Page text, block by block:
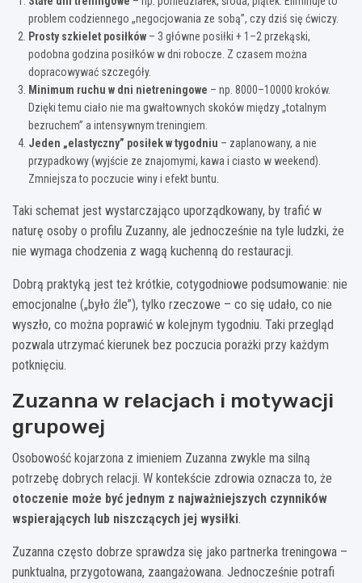
problem codziennego „negocjowania ze sobą”, czy dziś się ćwiczy.
Prosty szkielet posiłków – 3 główne posiłki + 1–2 przekąski,
podobna godzina posiłków w dni robocze. Z czasem można
dopracowywać szczegóły.
Minimum ruchu w dni nietreningowe – np. 8000–10000 kroków.
Dzięki temu ciało nie ma gwałtownych skoków między „totalnym
bezruchem” a intensywnym treningiem.
Jeden „elastyczny” posiłek w tygodniu – zaplanowany, a nie
przypadkowy (wyjście ze znajomymi, kawa i ciasto w weekend).
Zmniejsza to poczucie winy i efekt buntu.
Taki schemat jest wystarczająco uporządkowany, by trafić w
naturę osoby o profilu Zuzanny, ale jednocześnie na tyle ludzki, że
nie wymaga chodzenia z wagą kuchenną do restauracji.
Dobrą praktyką jest też krótkie, cotygodniowe podsumowanie: nie
emocjonalne („było źle”), tylko rzeczowe – co się udało, co nie
wyszło, co można poprawić w kolejnym tygodniu. Taki przegląd
pozwala utrzymać kierunek bez poczucia porażki przy każdym
potknięciu.
Zuzanna w relacjach i motywacji
grupowej
Osobowość kojarzona z imieniem Zuzanna zwykle ma silną
potrzebę dobrych relacji. W kontekście zdrowia oznacza to, że
otoczenie może być jednym z najważniejszych czynników
wspierających lub niszczących jej wysiłki.
Zuzanna często dobrze sprawdza się jako partnerka treningowa –
punktualna, przygotowana, zaangażowana. Jednocześnie potrafi